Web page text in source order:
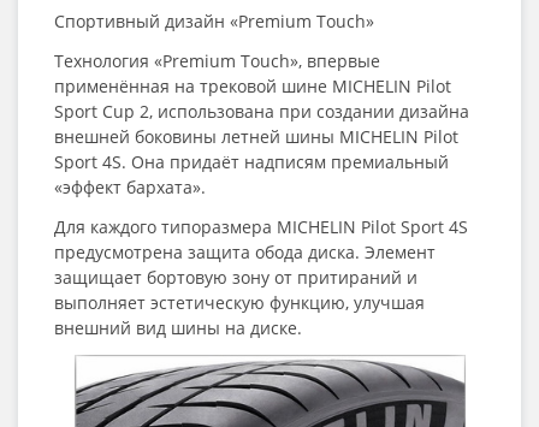
Спортивный дизайн «Premium Touch»
Технология «Premium Touch», впервые
применённая на трековой шине MICHELIN Pilot
Sport Cup 2, использована при создании дизайна
внешней боковины летней шины MICHELIN Pilot
Sport 4S. Она придаёт надписям премиальный
«эффект бархата».
Для каждого типоразмера MICHELIN Pilot Sport 4S
предусмотрена защита обода диска. Элемент
защищает бортовую зону от притираний и
выполняет эстетическую функцию, улучшая
внешний вид шины на диске.